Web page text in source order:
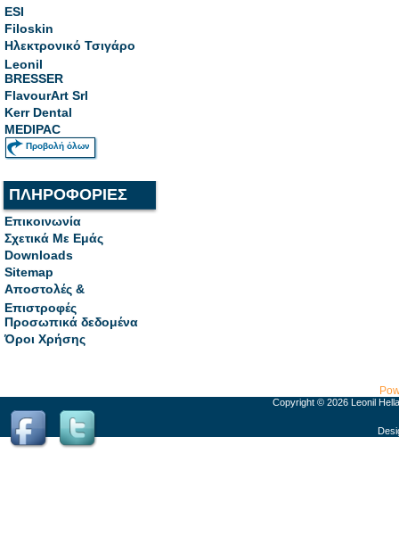
ESI
Filoskin
Ηλεκτρονικό Τσιγάρο
Leonil
BRESSER
FlavourArt Srl
Kerr Dental
MEDIPAC
Προβολή όλων
ΠΛΗΡΟΦΟΡΙΕΣ
Επικοινωνία
Σχετικά Με Εμάς
Downloads
Sitemap
Αποστολές &
Επιστροφές
Προσωπικά δεδομένα
Όροι Χρήσης
Copyright © 2026 Leonil